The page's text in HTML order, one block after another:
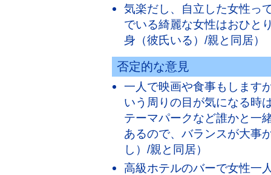
気楽だし、自立した女性っ
でいる綺麗な女性はおひと
身（彼氏いる）/親と同居）
否定的な意見
一人で映画や食事もします
いう周りの目が気になる時
テーマパークなど誰かと一
あるので、バランスが大事
し）/親と同居）
高級ホテルのバーで女性一